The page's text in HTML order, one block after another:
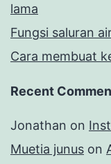
lama
Fungsi saluran
Cara membuat
Recent
Jonathan on
Muetia junus on